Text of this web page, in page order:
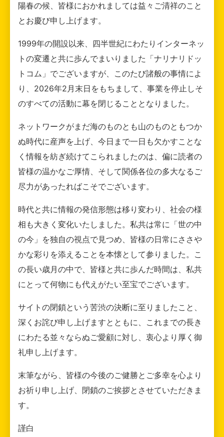
陽春の候、皆様におかれましては益々ご清祥のこと
とお慶び申し上げます。
1999年の開設以来、四半世紀にわたりインターネッ
トの変遷と共に歩んでまいりました「ナリナリドッ
トコム」でございますが、このたび諸般の事情によ
り、2026年2月末日をもちまして、事業を停止しそ
のすべての活動に幕を閉じることとなりました。
ネットワークがまだ海のものとも山のものともつか
ぬ時代に産声を上げ、今日まで一日も欠かすことな
く情報を紡ぎ続けてこられましたのは、偏に読者の
皆様の温かなご厚情、そして関係各位の多大なるご
尽力があったればこそでございます。
時代と共に情報の発信形態は移り変わり、社会の様
相も大きく変化いたしました。私共は常に「世の中
の今」を独自の視点で見つめ、皆様の日常にささや
かな彩りを添えることを本懐として参りました。こ
の長い歳月の中で、皆様と共に歩んだ時間は、私共
にとって何物にも代えがたい至宝でございます。
サイトの閉鎖という苦渋の決断に至りましたこと、
深くお詫び申し上げますとともに、これまでの長き
にわたる並々ならぬご愛顧に対し、衷心より厚く御
礼申し上げます。
末筆ながら、皆様の今後のご健勝とご多幸を心より
お祈り申し上げ、閉鎖のご挨拶とさせていただきま
す。
謹白